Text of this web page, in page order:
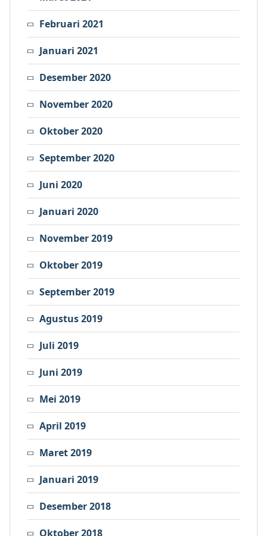
Februari 2021
Januari 2021
Desember 2020
November 2020
Oktober 2020
September 2020
Juni 2020
Januari 2020
November 2019
Oktober 2019
September 2019
Agustus 2019
Juli 2019
Juni 2019
Mei 2019
April 2019
Maret 2019
Januari 2019
Desember 2018
Oktober 2018